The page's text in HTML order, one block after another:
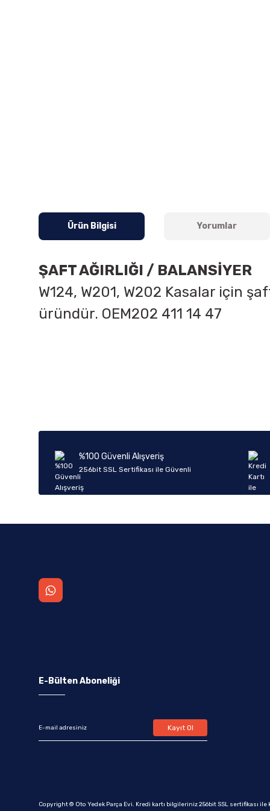
Ürün Bilgisi Yorumlar
ŞAFT AĞIRLIĞI / BALANSİYER
W124, W201, W202 Kasalar için
üründür. OEM202 411 14 47
Ürün fiyatı diğer sitelerden daha pahalı.
Bu ürüne benzer farklı alternatifler olmalı.
%100 Güvenli Alışveriş
256bit SSL Sertifikası ile Güvenli
E-Bülten Aboneliği
Kayıt Ol
Copyright © Oto Yedek Parça Evi. Kredi kartı bilgileriniz 256bit SSL sertifikası ile